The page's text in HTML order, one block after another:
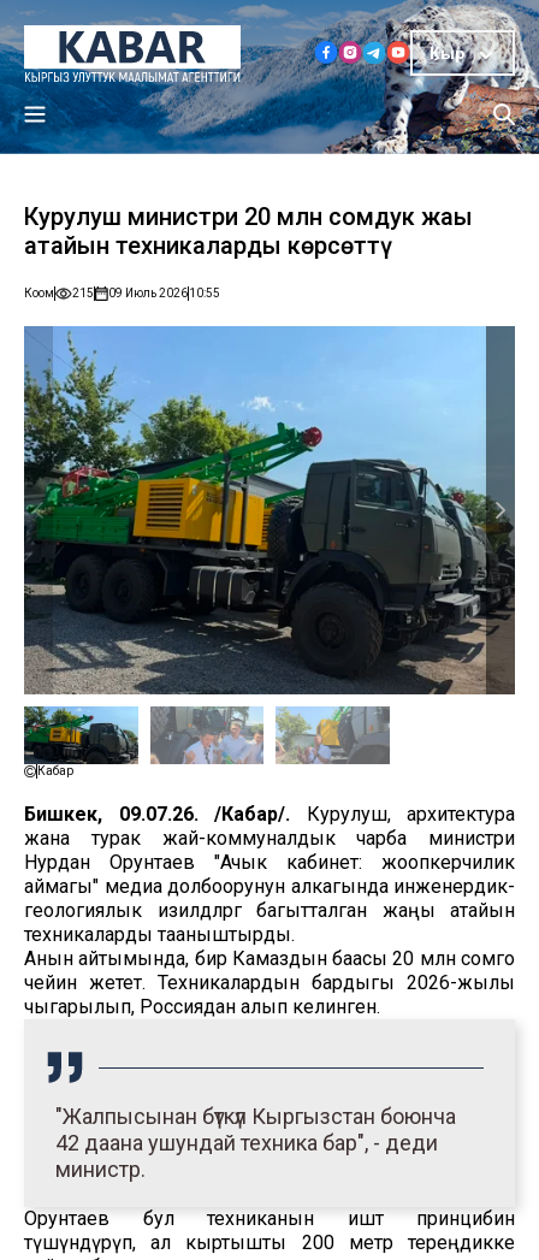
Кыр
Курулуш министри 20 млн сомдук жаңы
атайын техникаларды көрсөттү
Коом 215 09 Июль 202610:55
Кабар
Бишкек, 09.07.26. /Кабар/. Курулуш, архитектура
жана турак жай-коммуналдык чарба министри
Нурдан Орунтаев "Ачык кабинет: жоопкерчилик
аймагы" медиа долбоорунун алкагында инженердик-
геологиялык изилдөөлөргө багытталган жаңы атайын
техникаларды тааныштырды.
Анын айтымында, бир Камаздын баасы 20 млн сомго
чейин жетет. Техникалардын бардыгы 2026-жылы
чыгарылып, Россиядан алып келинген.
"Жалпысынан бүткүл Кыргызстан боюнча
42 даана ушундай техника бар", - деди
министр.
Орунтаев бул техниканын иштөө принцибин
түшүндүрүп, ал кыртышты 200 метр тереңдикке